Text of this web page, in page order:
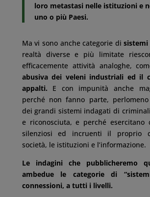
loro metastasi nelle istituzioni e
uno o più Paesi.
Ma vi sono anche categorie di
realtà diverse e più limitate
efficacemente attività analoghe,
abusiva dei veleni industriali ed il
appalti. E con impunità anche
perché non fanno parte,
dei grandi sistemi indagati di
e riconosciuta, e perché esercitano
silenziosi ed incruenti il proprio
società, le istituzioni e l’informazione.
Le indagini che pubblicheremo
ambedue le categorie di
connessioni, a tutti i livelli.